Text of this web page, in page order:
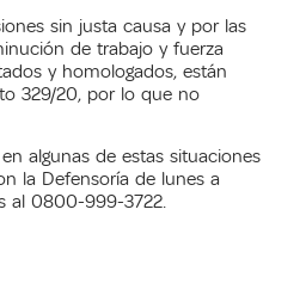
sin justa causa y por las
de trabajo y fuerza
y homologados, están
329/20, por lo que no
algunas de estas situaciones
la Defensoría de lunes a
al 0800-999-3722.